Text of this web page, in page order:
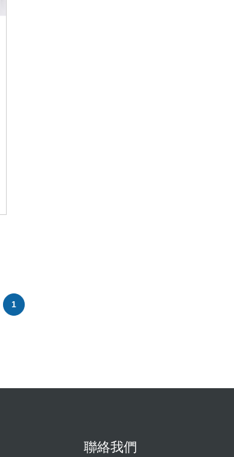
1
聯絡我們